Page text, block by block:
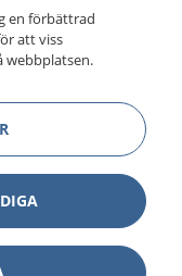
en förbättrad
att viss
webbplatsen.